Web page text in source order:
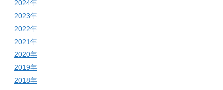
2024年
2023年
2022年
2021年
2020年
2019年
2018年